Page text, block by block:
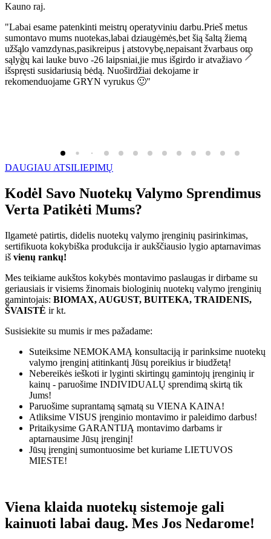
Kauno raj.
"Labai esame patenkinti meistrų operatyviniu darbu.Prieš metus
sumontavo mums nuotekas,labai dziaugėmės,bet šią šaltą žiemą
užšąlo vamzdynas,pasikreipus į atstovybę,nepaisant žvarbaus oro
sąlygų kai lauke buvo -26 laipsniai,jie mus išgirdo ir atvažiavo
išspręsti susidariusią bėdą. Nuoširdžiai dekojame ir
rekomenduojame GRYN vyrukus 🙂"
DAUGIAU ATSILIEPIMŲ
Kodėl Savo Nuotekų Valymo Sprendimus
Verta Patikėti Mums?
Ilgametė patirtis, didelis nuotekų valymo įrenginių pasirinkimas,
sertifikuota kokybiška produkcija ir aukščiausio lygio aptarnavimas
iš vienų rankų!
Mes teikiame aukštos kokybės montavimo paslaugas ir dirbame su
geriausiais ir visiems žinomais biologinių nuotekų valymo įrenginių
gamintojais: BIOMAX, AUGUST, BUITEKA, TRAIDENIS,
ŠVAISTĖ ir kt.
Susisiekite su mumis ir mes pažadame:
Suteiksime NEMOKAMĄ konsultaciją ir parinksime nuotekų
valymo įrenginį atitinkantį Jūsų poreikius ir biudžetą!
Nebereikės ieškoti ir lyginti skirtingų gamintojų įrenginių ir
kainų - paruošime INDIVIDUALŲ sprendimą skirtą tik
Jums!
Paruošime suprantamą sąmatą su VIENA KAINA!
Atliksime VISUS įrenginio montavimo ir paleidimo darbus!
Pritaikysime GARANTIJĄ montavimo darbams ir
aptarnausime Jūsų įrenginį!
Jūsų įrenginį sumontuosime bet kuriame LIETUVOS
MIESTE!
Viena klaida nuotekų sistemoje gali
kainuoti labai daug. Mes Jos Nedarome!